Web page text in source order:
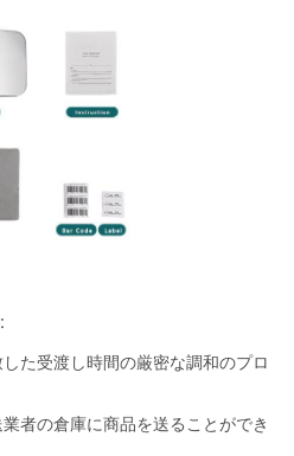
た受渡し時間の厳密な調和のプロ
者の倉庫に商品を送ることができ